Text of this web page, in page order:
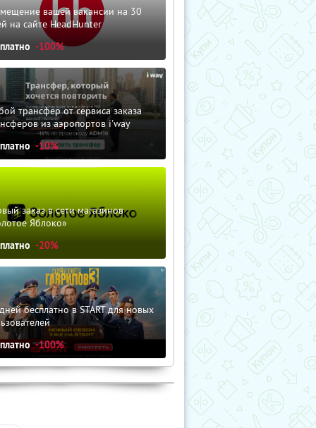
вашей вакансии на 30
на сайте HeadHunter
-100%
трансфер от сервиса заказа
из аэропортов i'way
-10%
заказ в сети магазинов
Яблоко»
-20%
бесплатно в START для новых
-100%